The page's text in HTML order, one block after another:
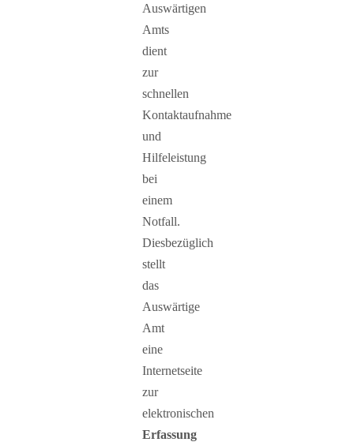
Auswärtigen
Amts
dient
zur
schnellen
Kontaktaufnahme
und
Hilfeleistung
bei
einem
Notfall.
Diesbezüglich
stellt
das
Auswärtige
Amt
eine
Internetseite
zur
elektronischen
Erfassung